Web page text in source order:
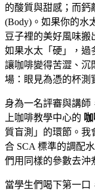
的酸質與甜感；而鈣
(Body)。如果你的水
豆子裡的美好風味搬
如果水太「硬」，過
讓咖啡變得苦澀、沉
場：眼見為憑的杯測
身為一名評審與講師
上咖啡教學中心的
質盲測」的環節。我
合 SCA 標準的調配
們用同樣的參數去沖
當學生們喝下第一口